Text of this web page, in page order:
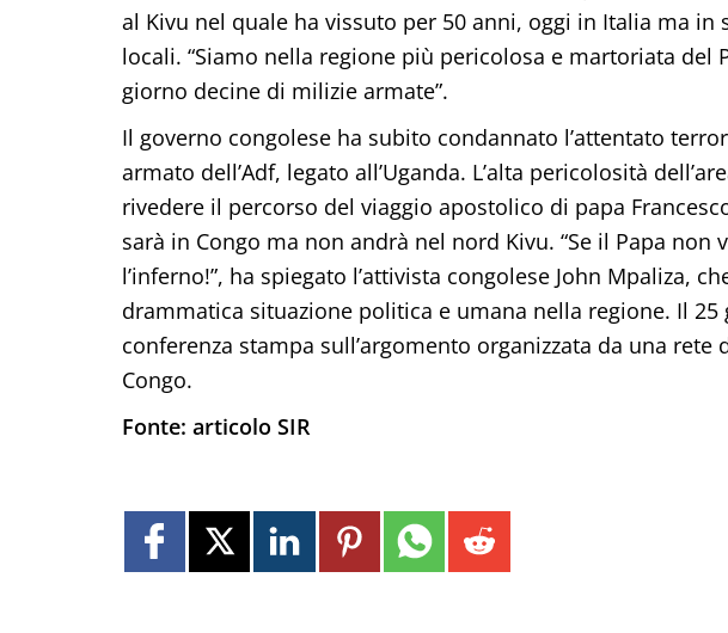
al Kivu nel quale ha vissuto per 50 anni, oggi in Italia ma
locali. “Siamo nella regione più pericolosa e martoriata del
giorno decine di milizie armate”.
Il governo congolese ha subito condannato l’attentato
armato dell’Adf, legato all’Uganda. L’alta pericolosità
rivedere il percorso del viaggio apostolico di papa
sarà in Congo ma non andrà nel nord Kivu. “Se il Papa non
l’inferno!”, ha spiegato l’attivista congolese John Mpaliza,
drammatica situazione politica e umana nella regione. Il 25
conferenza stampa sull’argomento organizzata da una
Congo.
Fonte: articolo SIR